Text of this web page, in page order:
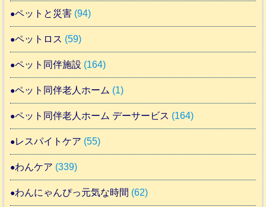
ペットと災害 (94)
ペットロス (59)
ペット同伴施設 (164)
ペット同伴老人ホーム (1)
ペット同伴老人ホーム デーサービス (164)
レスパイトケア (55)
わんケア (339)
わんにゃんぴっ元気な時間 (62)